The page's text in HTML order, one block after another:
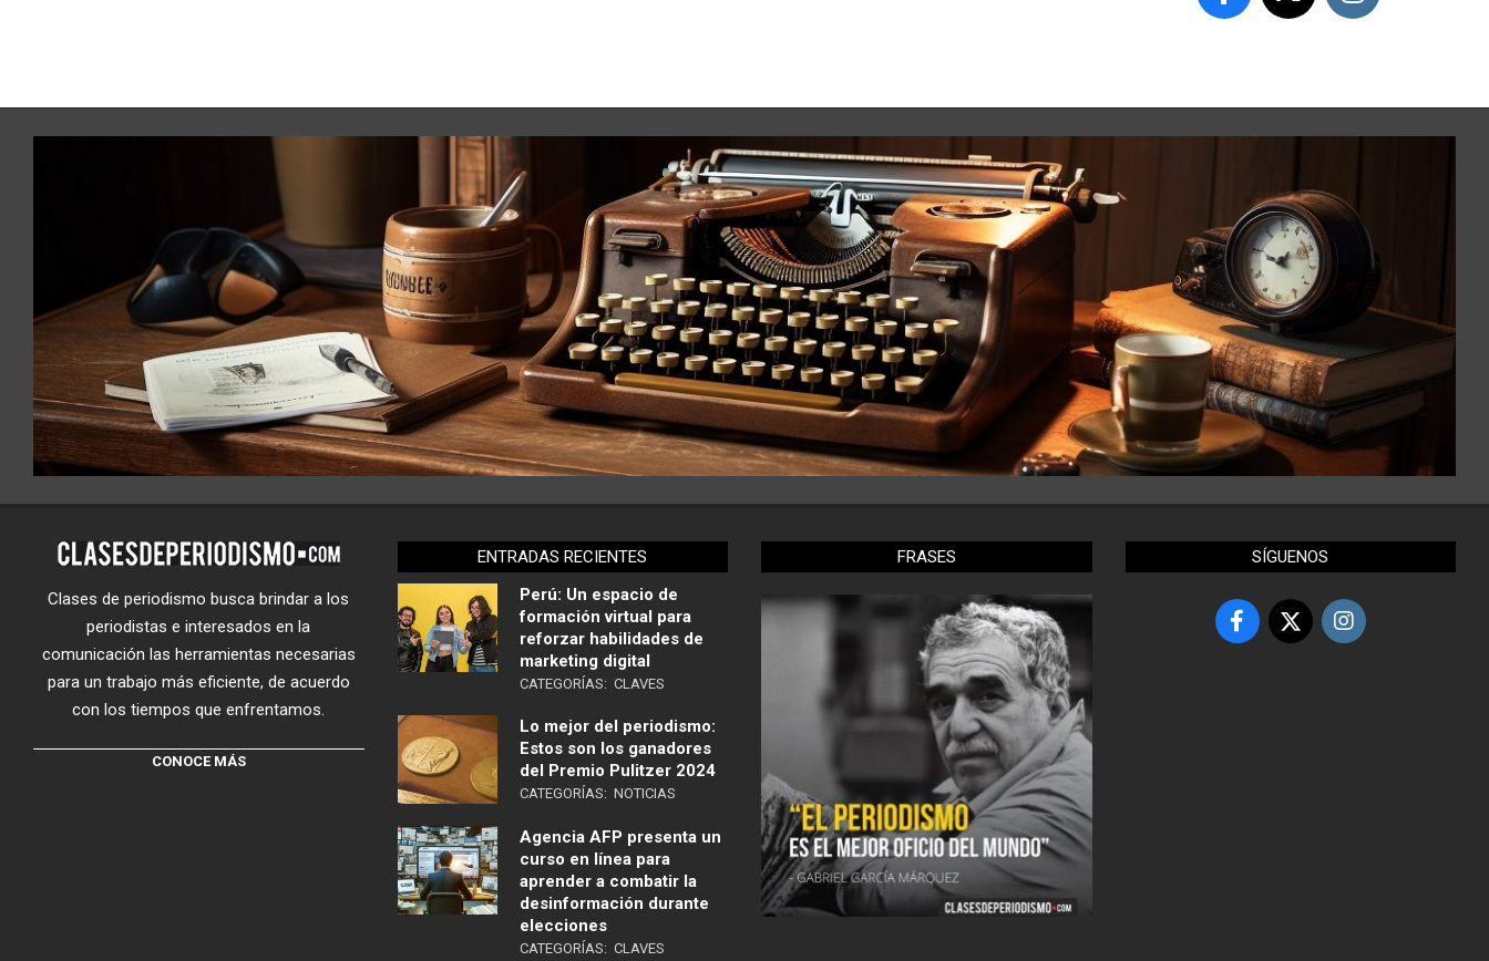
Clases de periodismo busca brindar a los
periodistas e interesados en la
comunicación las herramientas necesarias
para un trabajo más eficiente, de acuerdo
con los tiempos que enfrentamos.
CONOCE MÁS
ENTRADAS RECIENTES
Perú: Un espacio de
formación virtual para
reforzar habilidades de
marketing digital
CATEGORÍAS: CLAVES
Lo mejor del periodismo:
Estos son los ganadores
del Premio Pulitzer 2024
CATEGORÍAS: NOTICIAS
Agencia AFP presenta un
curso en línea para
aprender a combatir la
desinformación durante
elecciones
CATEGORÍAS: CLAVES
FRASES SÍGUENOS